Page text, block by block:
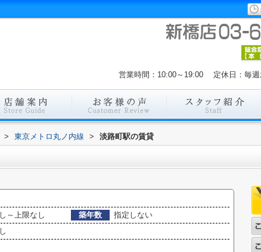
営業時間：10:00～19:00 定休日：毎週
> 東京メトロ丸ノ内線 > 淡路町駅の賃貸
～上限なし 築年数
指定しない